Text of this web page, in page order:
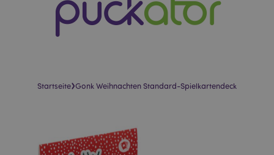
Startseite›Gonk Weihnachten Standard-Spielkartendeck
beginning